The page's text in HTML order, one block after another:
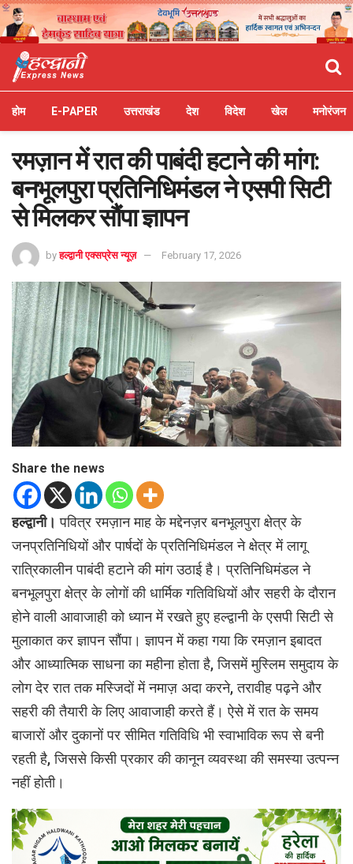
होम E-PAPER उत्तराखंड देश विदेश खेल मनोरंजन
रमज़ान में रात की पाबंदी हटाने की मांग:
बनभूलपुरा प्रतिनिधिमंडल ने एसपी सिटी
से मिलकर सौंपा ज्ञापन
by हल्द्वानी एक्सप्रेस न्यूज़ February 17, 2026
Share the news
हल्द्वानी। पवित्र रमज़ान माह के मद्देनज़र बनभूलपुरा क्षेत्र के
जनप्रतिनिधियों और पार्षदों के प्रतिनिधिमंडल ने क्षेत्र में लागू
रात्रिकालीन पाबंदी हटाने की मांग उठाई है। प्रतिनिधिमंडल ने
बनभूलपुरा क्षेत्र के लोगों की धार्मिक गतिविधियों और सहरी के दौरान
होने वाली आवाजाही को ध्यान में रखते हुए हल्द्वानी के एसपी सिटी से
मुलाकात कर ज्ञापन सौंपा। ज्ञापन में कहा गया कि रमज़ान इबादत
और आध्यात्मिक साधना का महीना होता है, जिसमें मुस्लिम समुदाय के
लोग देर रात तक मस्जिदों में नमाज़ अदा करने, तरावीह पढ़ने और
सहरी की तैयारी के लिए आवाजाही करते हैं। ऐसे में रात के समय
बाजारों और दुकानों पर सीमित गतिविधि भी स्वाभाविक रूप से बनी
रहती है, जिससे किसी प्रकार की कानून व्यवस्था की समस्या उत्पन्न
नहीं होती।